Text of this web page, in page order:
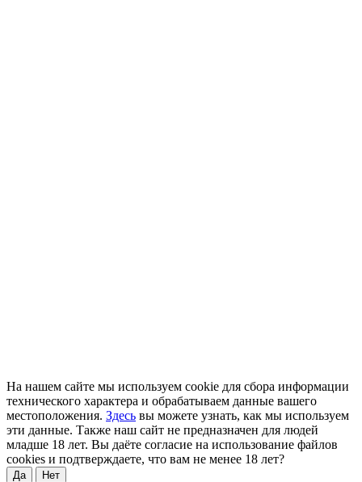
На нашем сайте мы используем cookie для сбора информации
технического характера и обрабатываем данные вашего
местоположения. Здесь вы можете узнать, как мы используем
эти данные. Также наш сайт не предназначен для людей
младше 18 лет. Вы даёте согласие на использование файлов
cookies и подтверждаете, что вам не менее 18 лет?
Да Нет